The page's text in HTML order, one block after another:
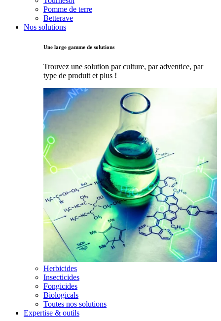
Pomme de terre
Betterave
Nos solutions
Une large gamme de solutions
Trouvez une solution par culture, par adventice, par
type de produit et plus !
Herbicides
Insecticides
Fongicides
Biologicals
Toutes nos solutions
Expertise & outils